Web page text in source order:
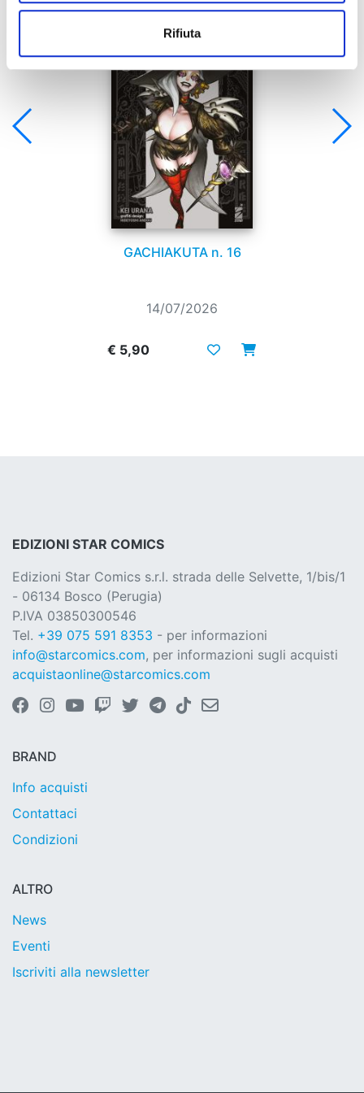
Rifiuta
GACHIAKUTA n. 16
14/07/2026
€ 5,90
EDIZIONI STAR COMICS
Edizioni Star Comics s.r.l. strada delle Selvette, 1/bis/1
- 06134 Bosco (Perugia)
P.IVA 03850300546
Tel. +39 075 591 8353 - per informazioni
info@starcomics.com, per informazioni sugli acquisti
acquistaonline@starcomics.com
BRAND
Info acquisti
Contattaci
Condizioni
ALTRO
News
Eventi
Iscriviti alla newsletter